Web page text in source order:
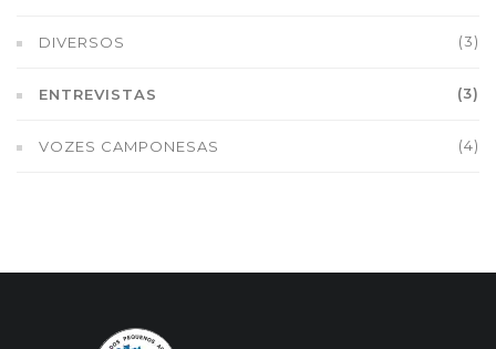
DIVERSOS (3)
ENTREVISTAS (3)
VOZES CAMPONESAS (4)